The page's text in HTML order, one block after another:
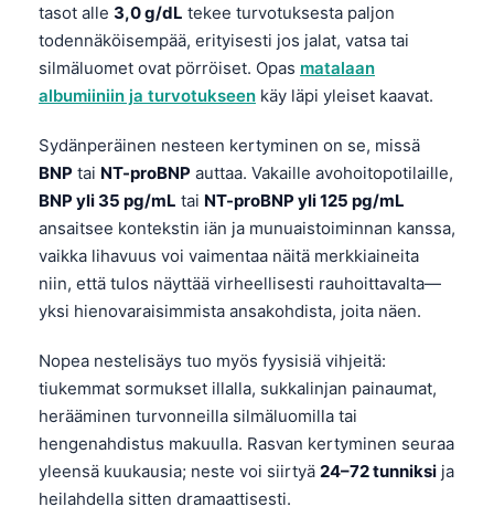
tasot alle 3,0 g/dL tekee turvotuksesta paljon
todennäköisempää, erityisesti jos jalat, vatsa tai
silmäluomet ovat pörröiset. Opas matalaan
albumiiniin ja turvotukseen käy läpi yleiset kaavat.
Sydänperäinen nesteen kertyminen on se, missä
BNP tai NT-proBNP auttaa. Vakaille avohoitopotilaille,
BNP yli 35 pg/mL tai NT-proBNP yli 125 pg/mL
ansaitsee kontekstin iän ja munuaistoiminnan kanssa,
vaikka lihavuus voi vaimentaa näitä merkkiaineita
niin, että tulos näyttää virheellisesti rauhoittavalta—
yksi hienovaraisimmista ansakohdista, joita näen.
Nopea nestelisäys tuo myös fyysisiä vihjeitä:
tiukemmat sormukset illalla, sukkalinjan painaumat,
herääminen turvonneilla silmäluomilla tai
hengenahdistus makuulla. Rasvan kertyminen seuraa
yleensä kuukausia; neste voi siirtyä 24–72 tunniksi ja
heilahdella sitten dramaattisesti.